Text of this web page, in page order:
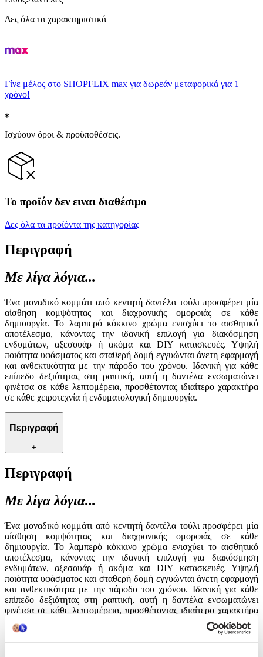
Δες όλα τα χαρακτηριστικά
Γίνε μέλος στο SHOPFLIX max για δωρεάν μεταφορικά για 1
χρόνο!
Ισχύουν όροι & προϋποθέσεις.
Το προϊόν δεν ειναι διαθέσιμο
Δες όλα τα προϊόντα της κατηγορίας
Περιγραφή
Με λίγα λόγια...
Ένα μοναδικό κομμάτι από κεντητή δαντέλα τούλι προσφέρει μία
αίσθηση κομψότητας και διαχρονικής ομορφιάς σε κάθε
δημιουργία. Το λαμπερό κόκκινο χρώμα ενισχύει το αισθητικό
αποτέλεσμα, κάνοντας την ιδανική επιλογή για διακόσμηση
ενδυμάτων, αξεσουάρ ή ακόμα και DIY κατασκευές. Υψηλή
ποιότητα υφάσματος και σταθερή δομή εγγυώνται άνετη εφαρμογή
και ανθεκτικότητα με την πάροδο του χρόνου. Ιδανική για κάθε
επίπεδο δεξιότητας στη ραπτική, αυτή η δαντέλα ενσωματώνει
φινέτσα σε κάθε λεπτομέρεια, προσθέτοντας ιδιαίτερο χαρακτήρα
σε κάθε χειροτεχνία ή ενδυματολογική δημιουργία.
Περιγραφή
+
Περιγραφή
Με λίγα λόγια...
Ένα μοναδικό κομμάτι από κεντητή δαντέλα τούλι προσφέρει μία
αίσθηση κομψότητας και διαχρονικής ομορφιάς σε κάθε
δημιουργία. Το λαμπερό κόκκινο χρώμα ενισχύει το αισθητικό
αποτέλεσμα, κάνοντας την ιδανική επιλογή για διακόσμηση
ενδυμάτων, αξεσουάρ ή ακόμα και DIY κατασκευές. Υψηλή
ποιότητα υφάσματος και σταθερή δομή εγγυώνται άνετη εφαρμογή
και ανθεκτικότητα με την πάροδο του χρόνου. Ιδανική για κάθε
επίπεδο δεξιότητας στη ραπτική, αυτή η δαντέλα ενσωματώνει
φινέτσα σε κάθε λεπτομέρεια, προσθέτοντας ιδιαίτερο χαρακτήρα
Χαρακτηριστικά